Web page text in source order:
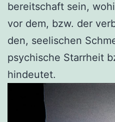
bereitschaft sein,
vor dem, bzw. der
den, seelischen
psychische Starrheit
hindeutet.